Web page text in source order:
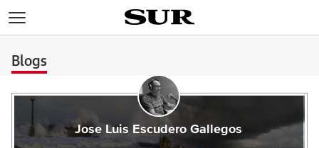
Blogs
Jose Luis Escudero Gallegos